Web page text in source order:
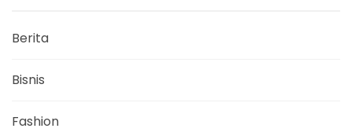
Berita
Bisnis
Fashion